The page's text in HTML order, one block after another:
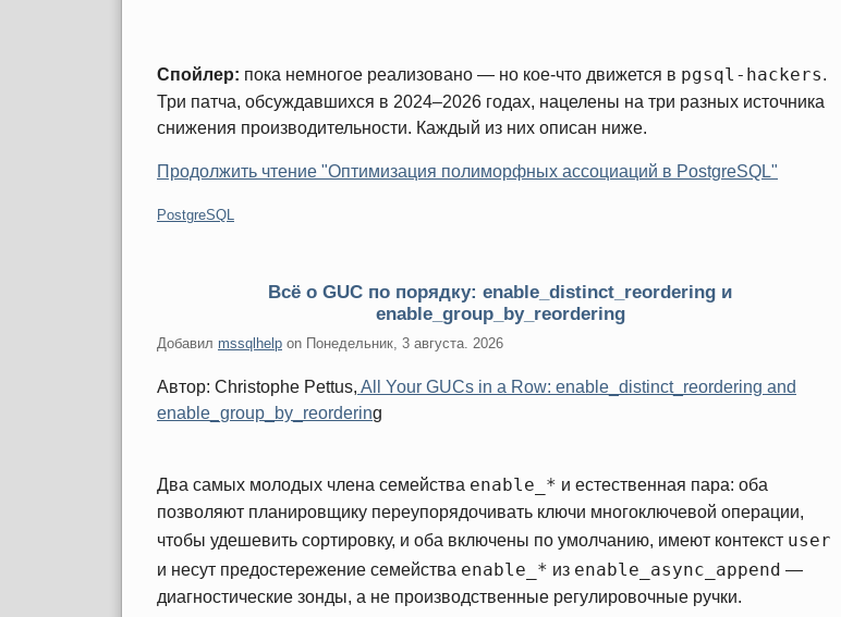
Спойлер: пока немногое реализовано — но кое-что движется в pgsql-hackers.
Три патча, обсуждавшихся в 2024–2026 годах, нацелены на три разных источника
снижения производительности. Каждый из них описан ниже.
Продолжить чтение "Оптимизация полиморфных ассоциаций в PostgreSQL"
Категории:
PostgreSQL
Всё о GUC по порядку: enable_distinct_reordering и
enable_group_by_reordering
Добавил mssqlhelp on Понедельник, 3 августа. 2026
Автор: Christophe Pettus, All Your GUCs in a Row: enable_distinct_reordering and
enable_group_by_reordering
Два самых молодых члена семейства enable_* и естественная пара: оба
позволяют планировщику переупорядочивать ключи многоключевой операции,
чтобы удешевить сортировку, и оба включены по умолчанию, имеют контекст user
и несут предостережение семейства enable_* из enable_async_append —
диагностические зонды, а не производственные регулировочные ручки.